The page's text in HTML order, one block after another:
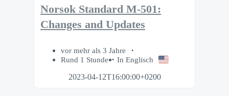
Norsok Standard M-501:
Changes and Updates
vor mehr als 3 Jahre
Rund 1 Stunde
In Englisch
2023-04-12T16:00:00+0200